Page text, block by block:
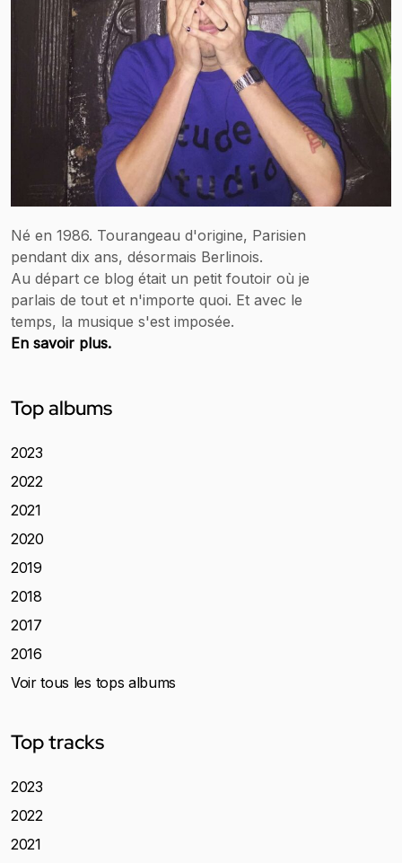
Né en 1986. Tourangeau d'origine, Parisien
pendant dix ans, désormais Berlinois.
Au départ ce blog était un petit foutoir où je
parlais de tout et n'importe quoi. Et avec le
temps, la musique s'est imposée.
En savoir plus.
Top albums
2023
2022
2021
2020
2019
2018
2017
2016
Voir tous les tops albums
Top tracks
2023
2022
2021